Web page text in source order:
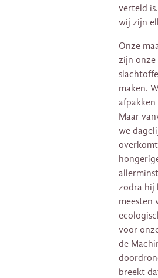
verteld
wij zijn
Onze
zijn onze
maken.
Maar
we
zodra hij
meesten
voor
de
breekt